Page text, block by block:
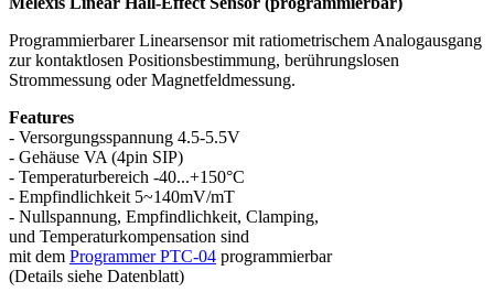
Programmierbarer Linearsensor mit ratiometrischem Analogausgang
zur kontaktlosen Positionsbestimmung, berührungslosen
Strommessung oder Magnetfeldmessung.
Features
- Versorgungsspannung 4.5-5.5V
- Gehäuse VA (4pin SIP)
- Temperaturbereich -40...+150°C
- Empfindlichkeit 5~140mV/mT
- Nullspannung, Empfindlichkeit, Clamping,
und Temperaturkompensation sind
mit dem Programmer PTC-04 programmierbar
(Details siehe Datenblatt)